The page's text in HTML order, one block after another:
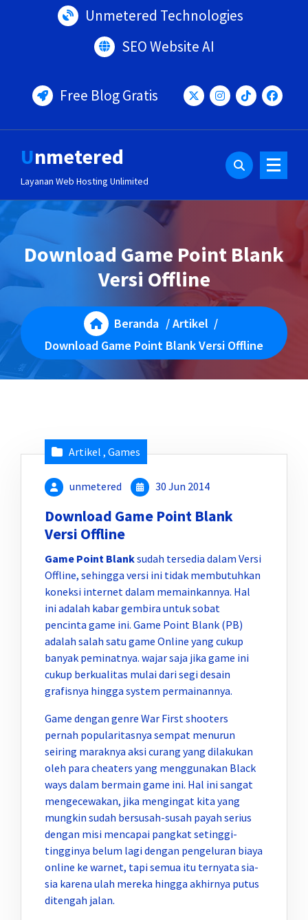
Unmetered Technologies
SEO Website AI
Free Blog Gratis
Unmetered
Layanan Web Hosting Unlimited
Download Game Point Blank
Versi Offline
Beranda /Artikel /
Download Game Point Blank Versi Offline
Artikel , Games
unmetered 30 Jun 2014
Download Game Point Blank
Versi Offline
Game Point Blanksudah tersedia dalam Versi
Offline, sehingga versi ini tidak membutuhkan
koneksi internet dalam memainkannya. Hal
ini adalah kabar gembira untuk sobat
pencinta game ini. Game Point Blank (PB)
adalah salah satu game Online yang cukup
banyak peminatnya. wajar saja jika game ini
cukup berkualitas mulai dari segi desain
grafisnya hingga system permainannya.
Game dengan genre War First shooters
pernah popularitasnya sempat menurun
seiring maraknya aksi curang yang dilakukan
oleh para cheaters yang menggunakan Black
ways dalam bermain game ini. Hal ini sangat
mengecewakan, jika mengingat kita yang
mungkin sudah bersusah-susah payah serius
dengan misi mencapai pangkat setinggi-
tingginya belum lagi dengan pengeluran biaya
online ke warnet, tapi semua itu ternyata sia-
sia karena ulah mereka hingga akhirnya putus
ditengah jalan.